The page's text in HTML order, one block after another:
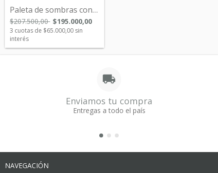
Paleta de sombras con 14 tonos Nuevos!!
$207.500,00 $195.000,00
3 cuotas de $65.000,00 sin
interés
Enviamos tu compra
Entregas a todo el país
NAVEGACIÓN